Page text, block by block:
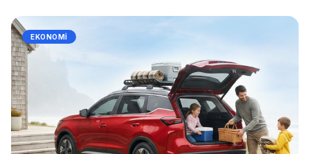
EKONOMI